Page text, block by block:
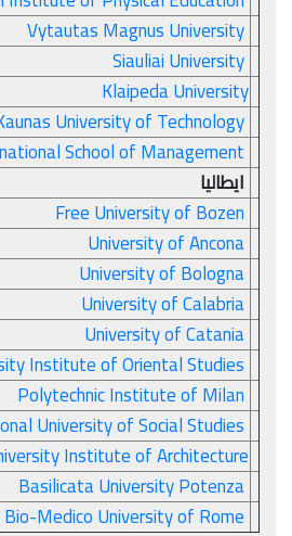
Vytautas Magnus University
Siauliai University
Klaipeda University
Kaunas University of Technology
School of Management
ايطاليا
Free University of Bozen
University of Ancona
University of Bologna
University of Calabria
University of Catania
Institute of Oriental Studies
Polytechnic Institute of Milan
University of Social Studies
Institute of Architecture
Basilicata University Potenza
Bio-Medico University of Rome